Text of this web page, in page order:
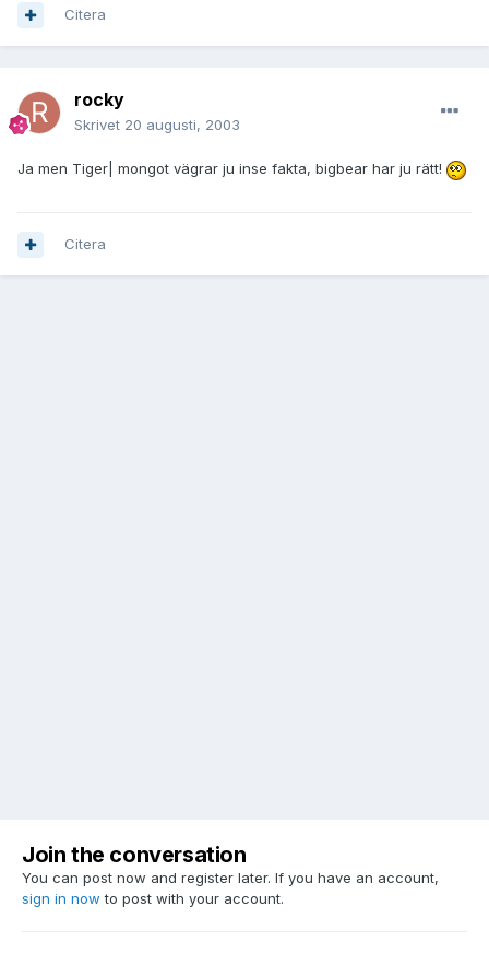
Citera
rocky
Skrivet 20 augusti, 2003
Ja men Tiger| mongot vägrar ju inse fakta, bigbear har ju rätt!
Citera
Join the conversation
You can post now and register later. If you have an account,
sign in now to post with your account.